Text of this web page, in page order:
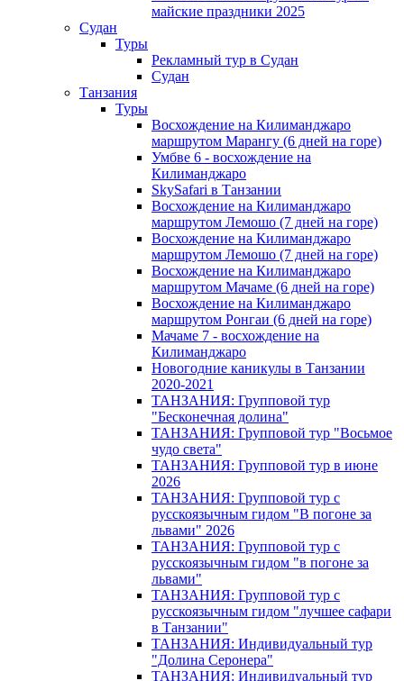
майские праздники 2025
Судан
Туры
Рекламный тур в Cудан
Cудан
Танзания
Туры
Восхождение на Килиманджаро
маршрутом Марангу (6 дней на горе)
Умбве 6 - восхождение на
Килиманджаро
SkySafari в Танзании
Восхождение на Килиманджаро
маршрутом Лемошо (7 дней на горе)
Восхождение на Килиманджаро
маршрутом Лемошо (7 дней на горе)
Восхождение на Килиманджаро
маршрутом Мачаме (6 дней на горе)
Восхождение на Килиманджаро
маршрутом Ронгаи (6 дней на горе)
Мачаме 7 - восхождение на
Килиманджаро
Новогодние каникулы в Танзании
2020-2021
ТАНЗАНИЯ: Групповой тур
"Бесконечная долина"
ТАНЗАНИЯ: Групповой тур "Восьмое
чудо света"
ТАНЗАНИЯ: Групповой тур в июне
2026
ТАНЗАНИЯ: Групповой тур с
русскоязычным гидом "В погоне за
львами" 2026
ТАНЗАНИЯ: Групповой тур с
русскоязычным гидом "в погоне за
львами"
ТАНЗАНИЯ: Групповой тур с
русскоязычным гидом "лучшее сафари
в Танзании"
ТАНЗАНИЯ: Индивидуальный тур
"Долина Серонера"
ТАНЗАНИЯ: Индивидуальный тур